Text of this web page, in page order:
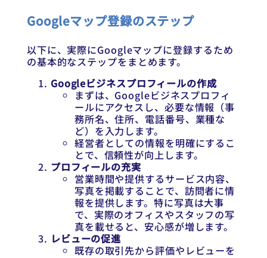
Googleマップ登録のステップ
以下に、実際にGoogleマップに登録するため
の基本的なステップをまとめます。
Googleビジネスプロフィールの作成
まずは、Googleビジネスプロフィ
ールにアクセスし、必要な情報（事
務所名、住所、電話番号、業種な
ど）を入力します。
経営者としての情報を明確にするこ
とで、信頼性が向上します。
プロフィールの充実
営業時間や提供するサービス内容、
写真を掲載することで、訪問者に情
報を提供します。特に写真は大事
で、実際のオフィスやスタッフの写
真を載せると、安心感が増します。
レビューの促進
既存の取引先から評価やレビューを